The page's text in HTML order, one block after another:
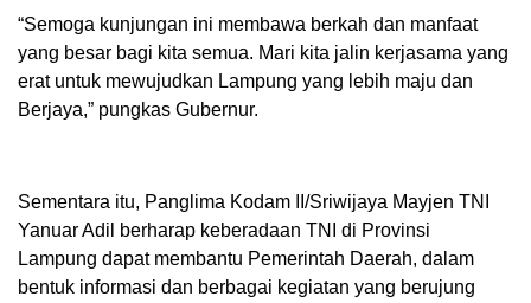
“Semoga kunjungan ini membawa berkah dan manfaat
yang besar bagi kita semua. Mari kita jalin kerjasama yang
erat untuk mewujudkan Lampung yang lebih maju dan
Berjaya,” pungkas Gubernur.
Sementara itu, Panglima Kodam II/Sriwijaya Mayjen TNI
Yanuar Adil berharap keberadaan TNI di Provinsi
Lampung dapat membantu Pemerintah Daerah, dalam
bentuk informasi dan berbagai kegiatan yang berujung